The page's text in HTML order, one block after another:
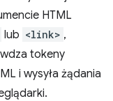
HTML
lub <link> ,
tokeny
i wysyła żądania